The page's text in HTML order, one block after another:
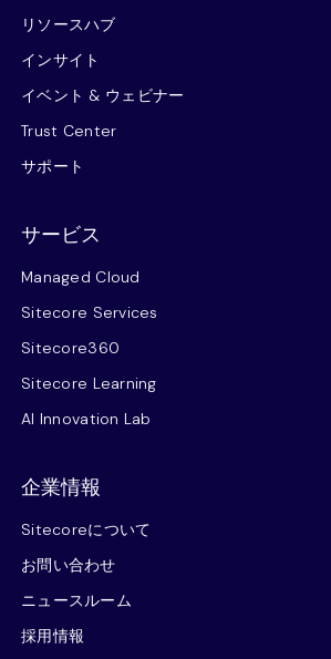
リソースハブ
インサイト
イベント & ウェビナー
Trust Center
サポート
サービス
Managed Cloud
Sitecore Services
Sitecore360
Sitecore Learning
AI Innovation Lab
企業情報
Sitecoreについて
お問い合わせ
ニュースルーム
採用情報